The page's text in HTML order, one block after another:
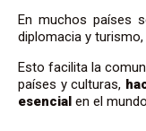
En muchos países
diplomacia y
Esto facilita la
países y culturas,
esencial en el